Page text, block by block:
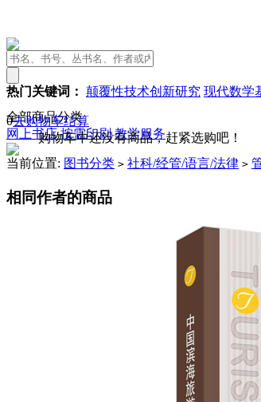
热门关键词： 颠覆性技术创新研究 现代数学
0去购物车结算
购物车中还没有商品，赶紧选购吧！
全部商品分类
网上书店按需印刷 教学服务
当前位置: 图书分类 > 社科/经管/语言/法律 >
相同作者的商品